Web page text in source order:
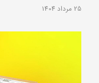
25 مرداد 1404